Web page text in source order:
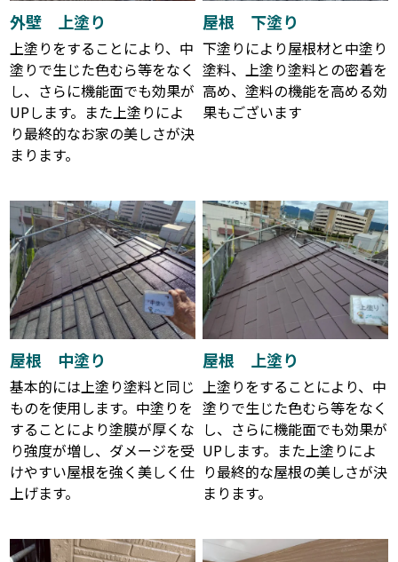
外壁 上塗り
上塗りをすることにより、中
塗りで生じた色むら等をなく
し、さらに機能面でも効果が
UPします。また上塗りによ
り最終的なお家の美しさが決
まります。
屋根 下塗り
下塗りにより屋根材と中塗り
塗料、上塗り塗料との密着を
高め、塗料の機能を高める効
果もございます
屋根 中塗り
基本的には上塗り塗料と同じ
ものを使用します。中塗りを
することにより塗膜が厚くな
り強度が増し、ダメージを受
けやすい屋根を強く美しく仕
上げます。
屋根 上塗り
上塗りをすることにより、中
塗りで生じた色むら等をなく
し、さらに機能面でも効果が
UPします。また上塗りによ
り最終的な屋根の美しさが決
まります。